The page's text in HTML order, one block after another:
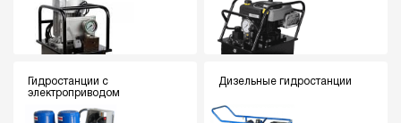
Гидростанции с
электроприводом
Дизельные гидростанции